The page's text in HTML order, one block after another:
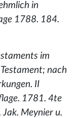
in
1788. 184.
im
nach
II
1781. 4te
Meynier u.